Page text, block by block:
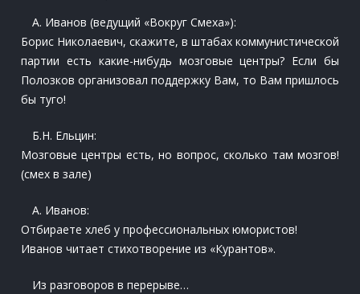
А. Иванов (ведущий «Вокруг Смеха»):
Борис Николаевич, скажите, в штабах коммунистической
партии есть какие-нибудь мозговые центры? Если бы
Полозков организовал поддержку Вам, то Вам пришлось
бы туго!
Б.Н. Ельцин:
Мозговые центры есть, но вопрос, сколько там мозгов!
(смех в зале)
А. Иванов:
Отбираете хлеб у профессиональных юмористов!
Иванов читает стихотворение из «Курантов».
Из разговоров в перерыве…